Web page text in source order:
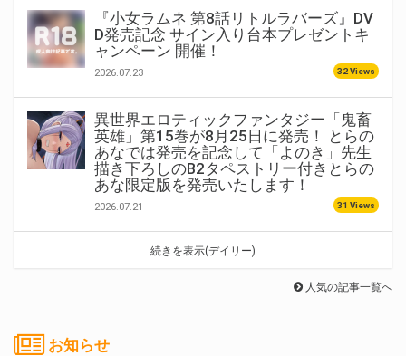
『小女ラムネ 第8話リトルラバーズ』DV
D発売記念 サイン入り台本プレゼントキ
ャンペーン 開催！
2026.07.23 32 Views
異世界エロティックファンタジー「鬼畜
英雄」第15巻が8月25日に発売！ とらの
あなでは発売を記念して「よのき」先生
描き下ろしのB2タペストリー付きとらの
あな限定版を発売いたします！
2026.07.21 31 Views
続きを表示(デイリー)
人気の記事一覧へ
お知らせ